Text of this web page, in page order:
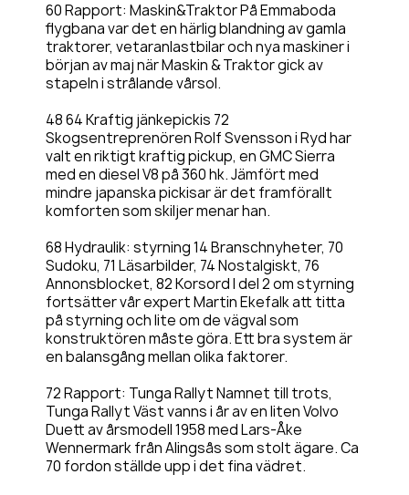
60 Rapport: Maskin&Traktor På Emmaboda
flygbana var det en härlig blandning av gamla
traktorer, vetaranlastbilar och nya maskiner i
början av maj när Maskin & Traktor gick av
stapeln i strålande vårsol.
48 64 Kraftig jänkepickis 72
Skogsentreprenören Rolf Svensson i Ryd har
valt en riktigt kraftig pickup, en GMC Sierra
med en diesel V8 på 360 hk. Jämfört med
mindre japanska pickisar är det framförallt
komforten som skiljer menar han.
68 Hydraulik: styrning 14 Branschnyheter, 70
Sudoku, 71 Läsarbilder, 74 Nostalgiskt, 76
Annonsblocket, 82 Korsord I del 2 om styrning
fortsätter vår expert Martin Ekefalk att titta
på styrning och lite om de vägval som
konstruktören måste göra. Ett bra system är
en balansgång mellan olika faktorer.
72 Rapport: Tunga Rallyt Namnet till trots,
Tunga Rallyt Väst vanns i år av en liten Volvo
Duett av årsmodell 1958 med Lars-Åke
Wennermark från Alingsås som stolt ägare. Ca
70 fordon ställde upp i det fina vädret.